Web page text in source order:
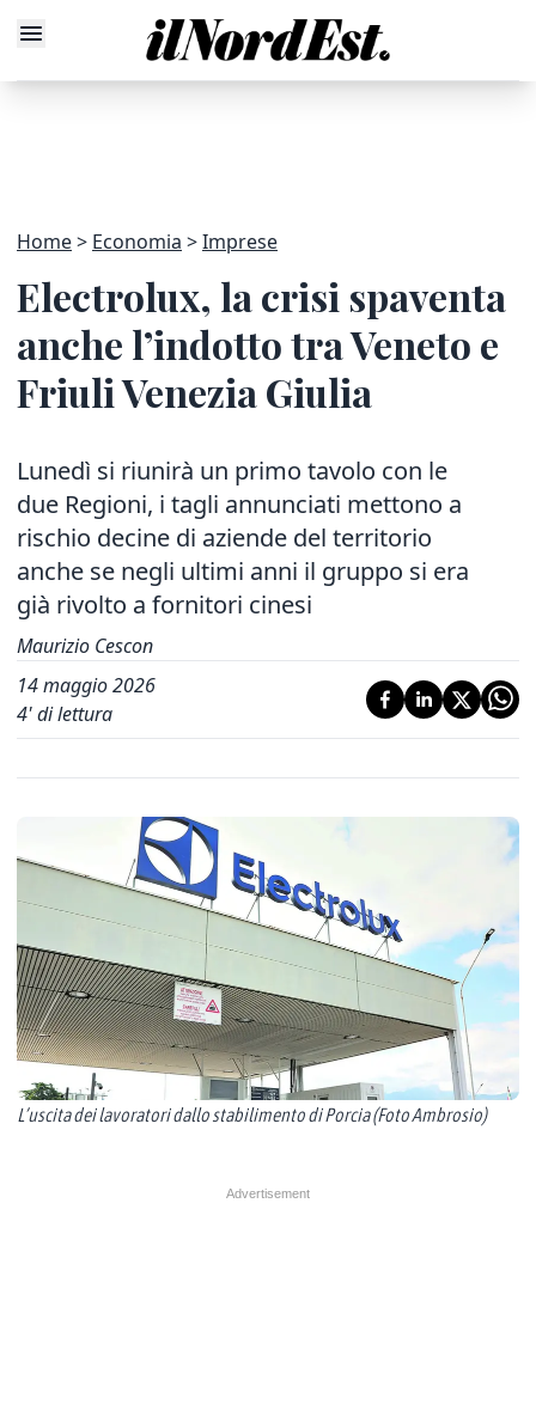
Home Economia Imprese
Electrolux, la crisi spaventa
anche l’indotto tra Veneto e
Friuli Venezia Giulia
Lunedì si riunirà un primo tavolo con le
due Regioni, i tagli annunciati mettono a
rischio decine di aziende del territorio
anche se negli ultimi anni il gruppo si era
già rivolto a fornitori cinesi
Maurizio Cescon
14 maggio 2026
4' di lettura
L’uscita dei lavoratori dallo stabilimento di Porcia (Foto Ambrosio)